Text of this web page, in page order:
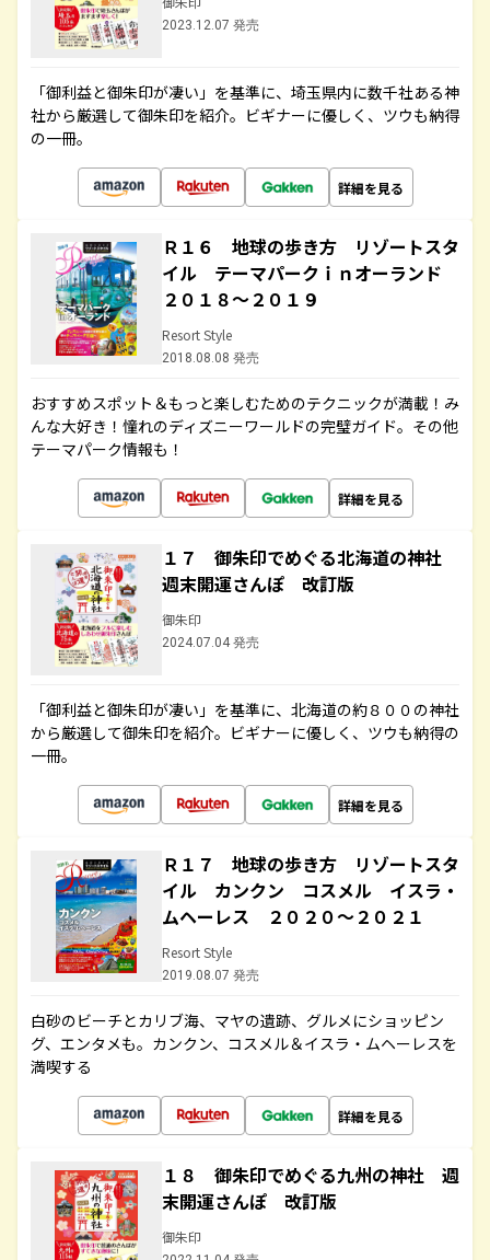
2023.12.07 発売
「御利益と御朱印が凄い」を基準に、埼玉県内に数千社ある神
社から厳選して御朱印を紹介。ビギナーに優しく、ツウも納得
の一冊。
詳細を見る
Ｒ１６ 地球の歩き方 リゾートスタ
イル テーマパークｉｎオーランド
２０１８～２０１９
Resort Style
2018.08.08 発売
おすすめスポット＆もっと楽しむためのテクニックが満載！み
んな大好き！憧れのディズニーワールドの完璧ガイド。その他
テーマパーク情報も！
詳細を見る
１７ 御朱印でめぐる北海道の神社
週末開運さんぽ 改訂版
御朱印
2024.07.04 発売
「御利益と御朱印が凄い」を基準に、北海道の約８００の神社
から厳選して御朱印を紹介。ビギナーに優しく、ツウも納得の
一冊。
詳細を見る
Ｒ１７ 地球の歩き方 リゾートスタ
イル カンクン コスメル イスラ・
ムヘーレス ２０２０～２０２１
Resort Style
2019.08.07 発売
白砂のビーチとカリブ海、マヤの遺跡、グルメにショッピン
グ、エンタメも。カンクン、コスメル＆イスラ・ムヘーレスを
満喫する
詳細を見る
１８ 御朱印でめぐる九州の神社 週
末開運さんぽ 改訂版
御朱印